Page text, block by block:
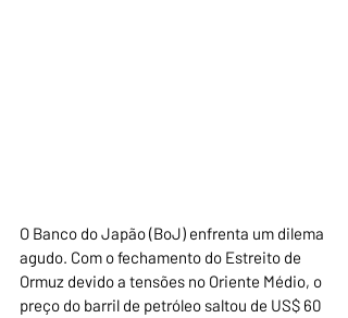
O Banco do Japão (BoJ) enfrenta um dilema
agudo. Com o fechamento do Estreito de
Ormuz devido a tensões no Oriente Médio, o
preço do barril de petróleo saltou de US$ 60